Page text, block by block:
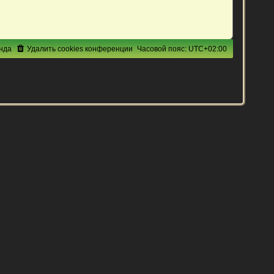
Часовой пояс:UTC+02:00
Удалить cookies конференции